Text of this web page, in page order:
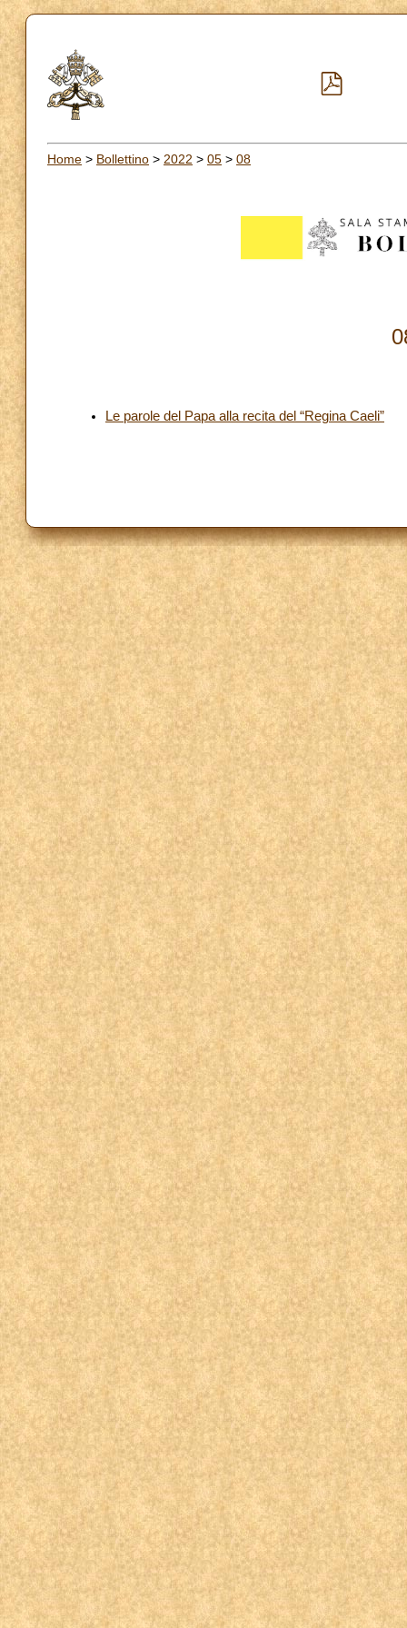
Home > Bollettino > 2022 > 05 > 08
Le parole del Papa alla recita del “Regina Caeli”